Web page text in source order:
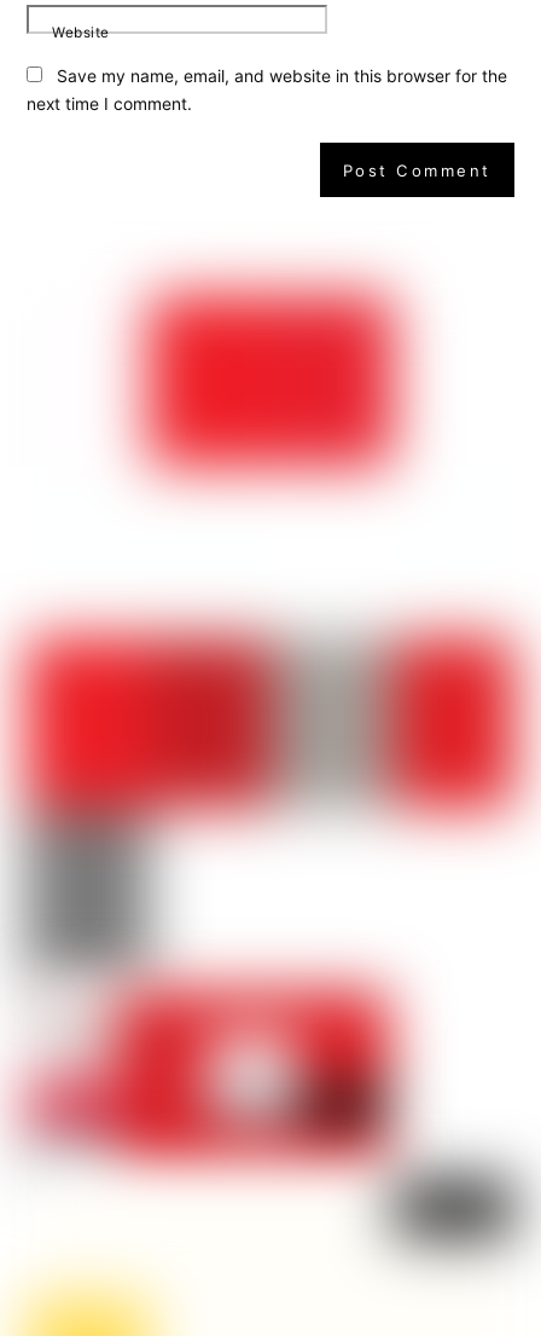
Website
Save my name, email, and website in this browser for the
next time I comment.